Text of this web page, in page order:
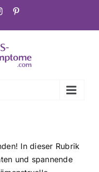
Instagram
In dieser Rubrik
und spannende